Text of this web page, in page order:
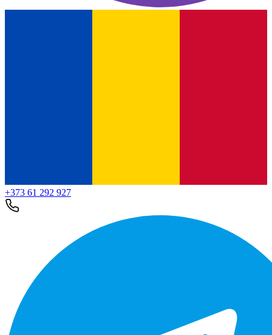
+373 61 292 927